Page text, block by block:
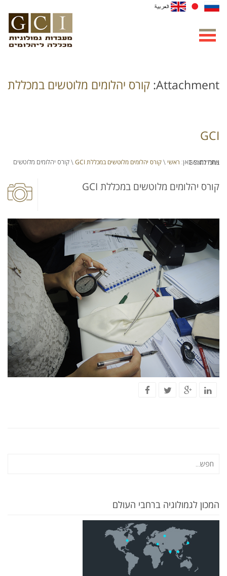
Attachment: קורס יהלומים מלוטשים במכללת
GCI
אתה נמצא כאן: ראשי \ קורס יהלומים מלוטשים במכללת GCI \ קורס יהלומים מלוטשים במכללת GCI
קורס יהלומים מלוטשים במכללת GCI
המכון לגמולוגיה ברחבי העולם